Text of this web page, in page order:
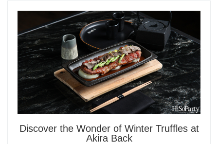
Discover the Wonder of Winter Truffles at
Akira Back